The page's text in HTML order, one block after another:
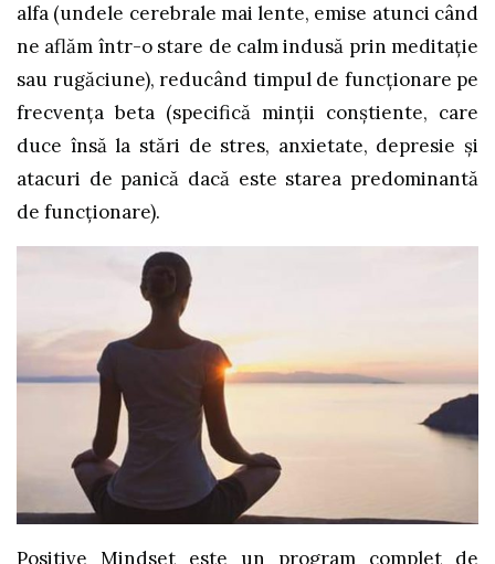
alfa (undele cerebrale mai lente, emise atunci când
ne aflăm într-o stare de calm indusă prin meditație
sau rugăciune), reducând timpul de funcționare pe
frecvența beta (specifică minții conștiente, care
duce însă la stări de stres, anxietate, depresie și
atacuri de panică dacă este starea predominantă
de funcționare).
Positive Mindset este un program complet de